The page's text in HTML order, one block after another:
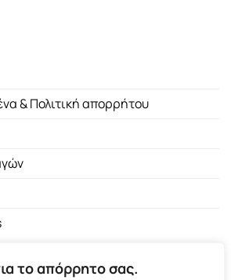
το απόρρητο σας.
& Πολιτική απορρήτου